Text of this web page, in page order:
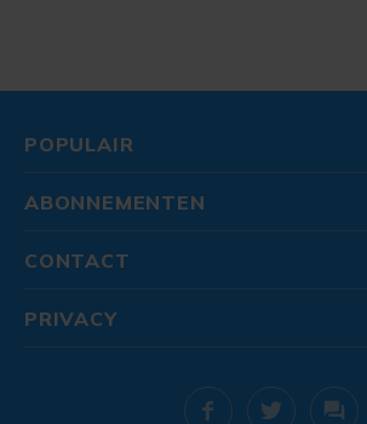
POPULAIR
ABONNEMENTEN
CONTACT
PRIVACY